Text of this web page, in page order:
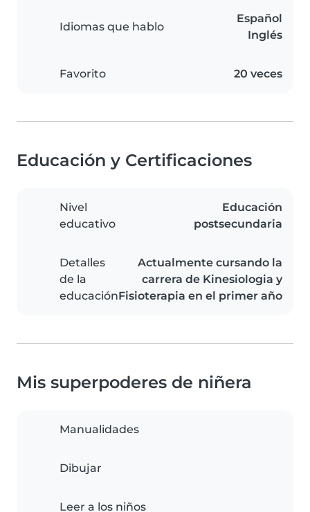
Idiomas que hablo
Español
Inglés
Favorito 20 veces
Educación y Certificaciones
Nivel
educativo
Educación
postsecundaria
Detalles
de la
educación
Actualmente cursando la
carrera de Kinesiologia y
Fisioterapia en el primer año
Mis superpoderes de niñera
Manualidades
Dibujar
Leer a los niños